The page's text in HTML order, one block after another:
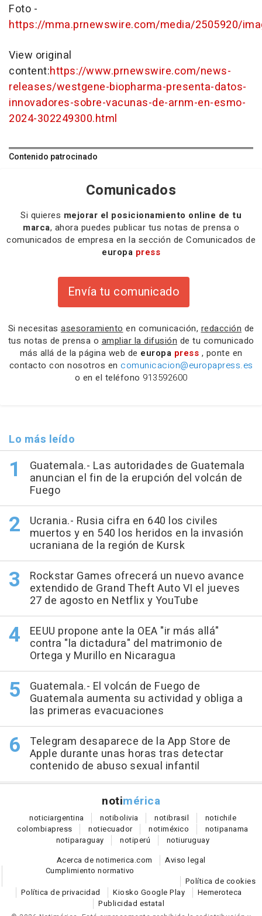
Foto -
https://mma.prnewswire.com/media/2505920/
View original
content:https://www.prnewswire.com/news-
releases/westgene-biopharma-presenta-datos-
innovadores-sobre-vacunas-de-arnm-en-esmo-
2024-302249300.html
Contenido patrocinado
Comunicados
Si quieres mejorar el posicionamiento online de tu
marca, ahora puedes publicar tus notas de prensa o
comunicados de empresa en la sección de Comunicados de
europa press
Envía tu comunicado
Si necesitas asesoramiento en comunicación, redacción de
tus notas de prensa o ampliar la difusión de tu comunicado
más allá de la página web de europa press , ponte en
contacto con nosotros en comunicacion@europapress.es
o en el teléfono 913592600
Lo más leído
Guatemala.- Las autoridades de Guatemala
anuncian el fin de la erupción del volcán de
Fuego
Ucrania.- Rusia cifra en 640 los civiles
muertos y en 540 los heridos en la invasión
ucraniana de la región de Kursk
Rockstar Games ofrecerá un nuevo avance
extendido de Grand Theft Auto VI el jueves
27 de agosto en Netflix y YouTube
EEUU propone ante la OEA "ir más allá"
contra "la dictadura" del matrimonio de
Ortega y Murillo en Nicaragua
Guatemala.- El volcán de Fuego de
Guatemala aumenta su actividad y obliga a
las primeras evacuaciones
Telegram desaparece de la App Store de
Apple durante unas horas tras detectar
contenido de abuso sexual infantil
notimérica
noticiargentina notibolivia notibrasil notichile
colombiapress notiecuador notiméxico notipanama
notiparaguay notiperú notiuruguay
Acerca de notimerica.com
Aviso legal
Cumplimiento normativo
Política de cookies
Política de privacidad
Kiosko Google Play
Hemeroteca
Publicidad estatal